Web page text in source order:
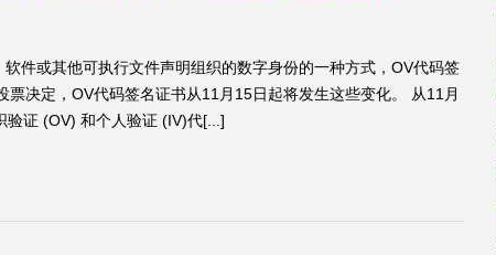
件或其他可执行文件声明组织的数字身份的一种方式，OV代码签
决定，OV代码签名证书从11月15日起将发生这些变化。 从11月
验证 (OV) 和个人验证 (IV)代[...]